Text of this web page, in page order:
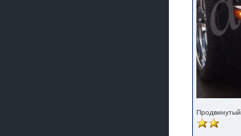
Продвинутый